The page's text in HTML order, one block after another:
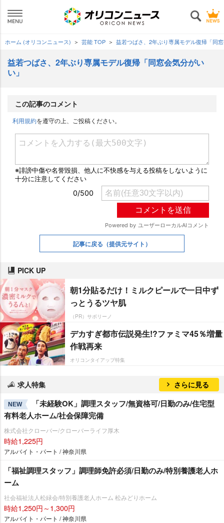
ホーム (オリコンニュース) 芸能 TOP 益若つばさ、2年ぶり専属モデル復帰「同
益若つばさ、2年ぶり専属モデル復帰「同窓会気分がい
い」
この記事のコメント
利用規約を遵守の上、ご投稿ください。
記事に戻る （提供元サイト）
PICK UP
朝1分貼るだけ！ミルクピールで一日中ず
っとうるツヤ肌
（PR）サボリーノ
デカすぎ都市伝説発生!?ファミマ45％増量
作戦再来
オリコンタイアップ特集
求人特集 さらに見る
NEW
「未経験OK」調理スタッフ/無資格可/日勤のみ/住宅型
有料老人ホーム/社会保障完備
株式会社クローバー/クローバーライフ厚木
時給1,225円
アルバイト・パート / 神奈川県
「福祉調理スタッフ」調理師免許必須/日勤のみ/特別養護老人ホ
ーム
社会福祉法人松緑会/特別養護老人ホーム 松みどりホーム
時給1,250円～1,300円
アルバイト・パート / 神奈川県